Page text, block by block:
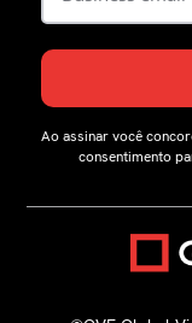
Ao assinar você
consentimento